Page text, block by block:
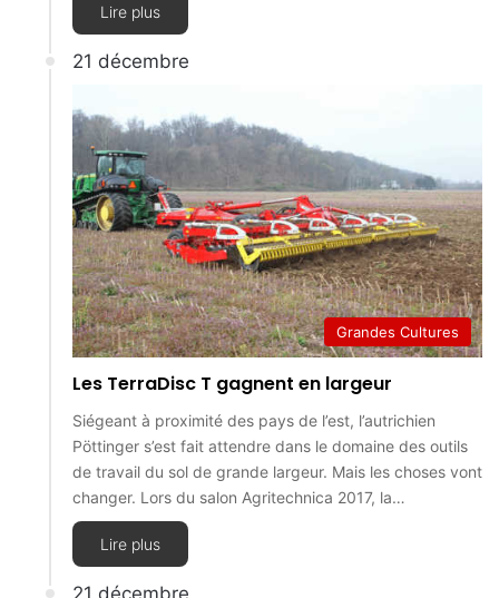
Lire plus
21 décembre
Grandes Cultures
Les TerraDisc T gagnent en largeur
Siégeant à proximité des pays de l’est, l’autrichien
Pöttinger s’est fait attendre dans le domaine des outils
de travail du sol de grande largeur. Mais les choses vont
changer. Lors du salon Agritechnica 2017, la…
Lire plus
21 décembre